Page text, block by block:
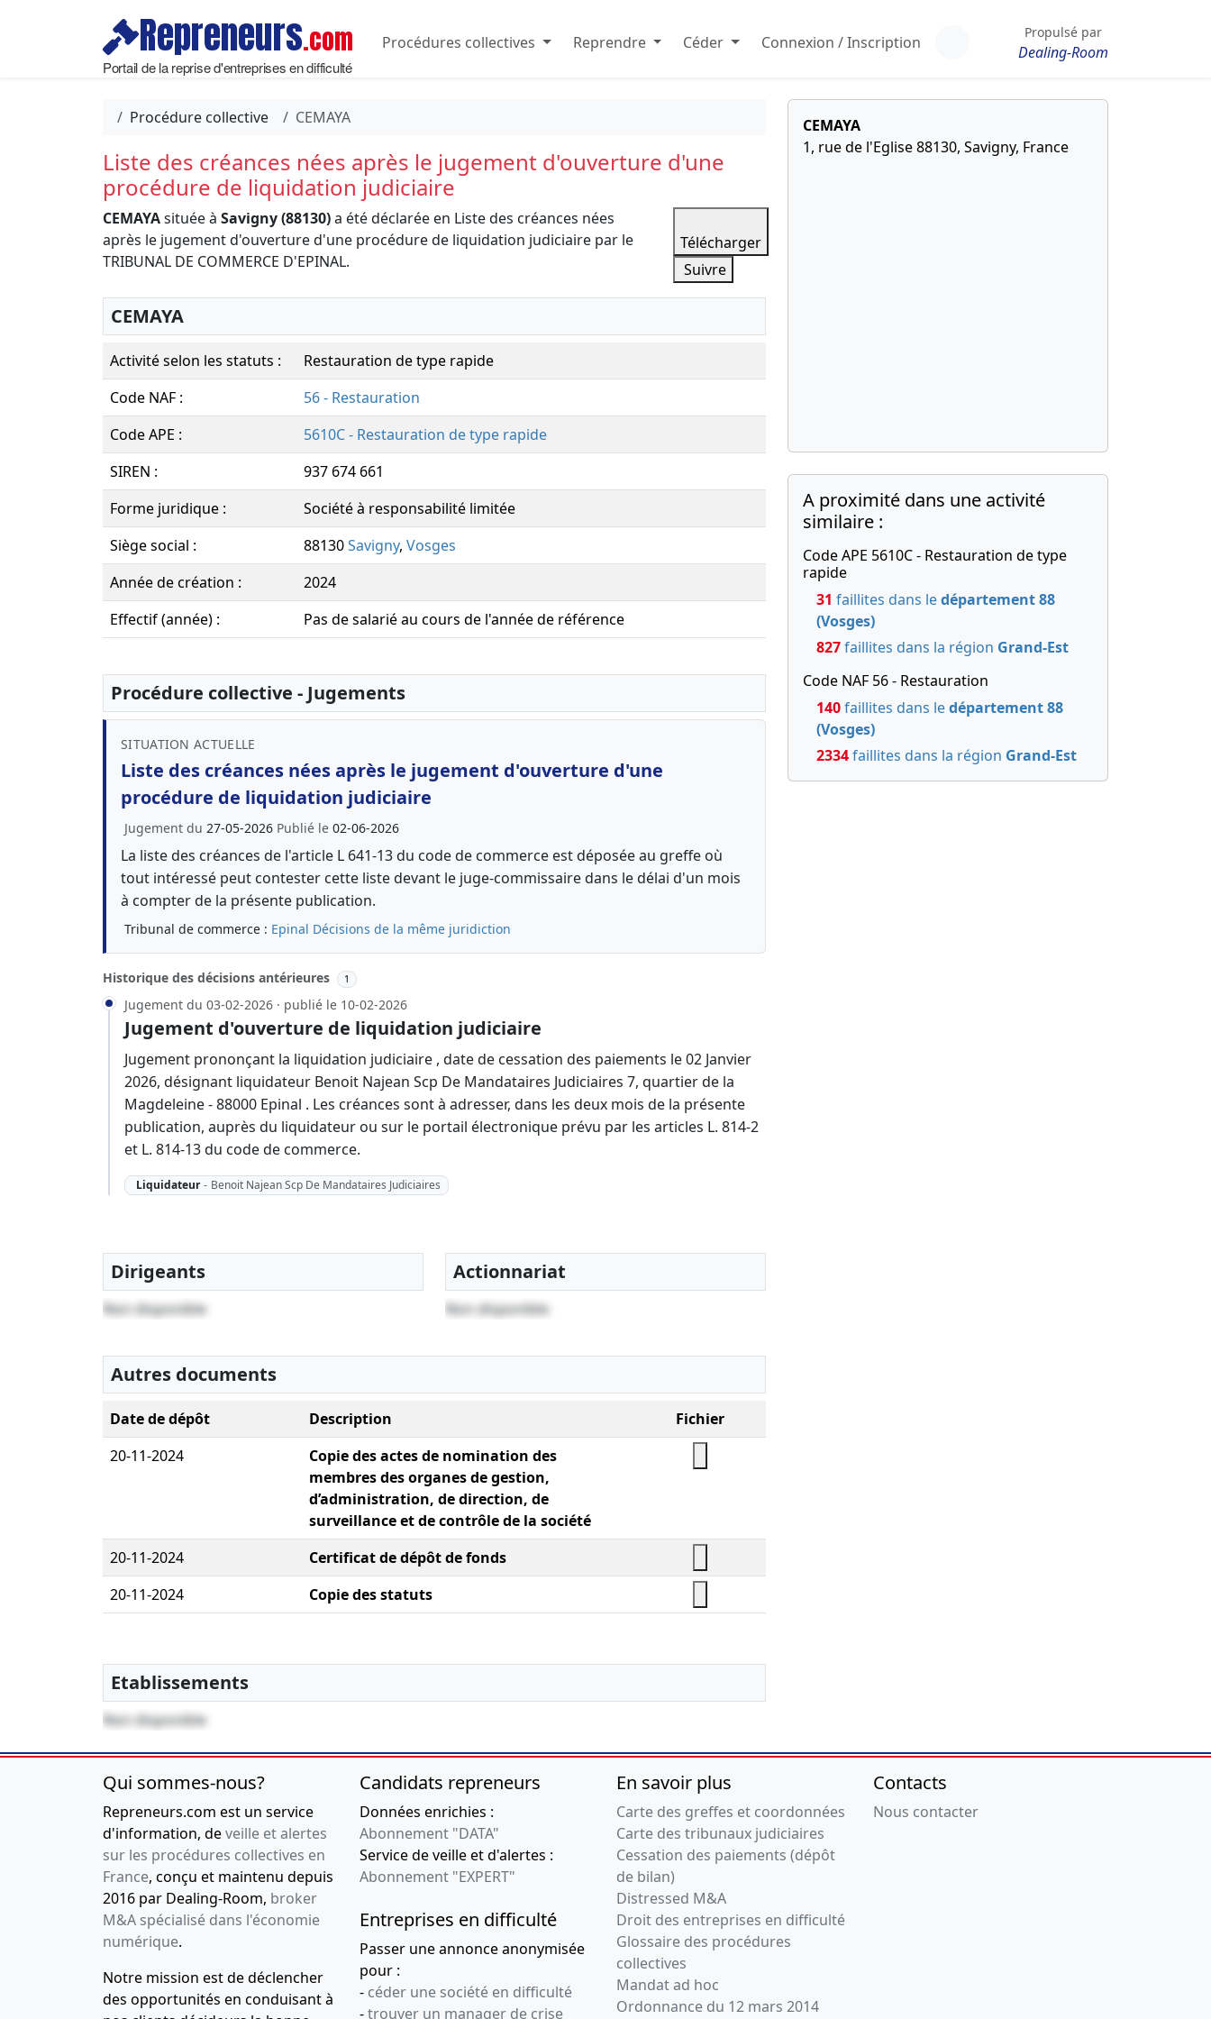
Repreneurs.com
Portail de la reprise d'entreprises en difficulté
Procédures collectives Reprendre Céder Connexion / Inscription
Propulsé par
Dealing-Room
Procédure collective CEMAYA
Liste des créances nées après le jugement d'ouverture d'une
procédure de liquidation judiciaire
CEMAYAsituée à Savigny (88130)a été déclarée en Liste des créances nées
après le jugement d'ouverture d'une procédure de liquidation judiciaire par le
TRIBUNAL DE COMMERCE D'EPINAL.
Télécharger
Suivre
CEMAYA
Activité selon les statuts :
Restauration de type rapide
Code NAF :
56 - Restauration
Code APE :
5610C - Restauration de type rapide
SIREN :
937 674 661
Forme juridique :
Société à responsabilité limitée
Siège social :
88130Savigny, Vosges
Année de création :
2024
Effectif (année) :
Pas de salarié au cours de l'année de référence
Procédure collective - Jugements
SITUATION ACTUELLE
Liste des créances nées après le jugement d'ouverture d'une
procédure de liquidation judiciaire
Jugement du 27-05-2026 Publié le 02-06-2026
La liste des créances de l'article L 641-13 du code de commerce est déposée au greffe où
tout intéressé peut contester cette liste devant le juge-commissaire dans le délai d'un mois
à compter de la présente publication.
Tribunal de commerce : Epinal Décisions de la même juridiction
Historique des décisions antérieures 1
Jugement du 03-02-2026 · publié le 10-02-2026
Jugement d'ouverture de liquidation judiciaire
Jugement prononçant la liquidation judiciaire , date de cessation des paiements le 02 Janvier
2026, désignant liquidateur Benoit Najean Scp De Mandataires Judiciaires 7, quartier de la
Magdeleine - 88000 Epinal . Les créances sont à adresser, dans les deux mois de la présente
publication, auprès du liquidateur ou sur le portail électronique prévu par les articles L. 814-2
et L. 814-13 du code de commerce.
Liquidateur - Benoit Najean Scp De Mandataires Judiciaires
Dirigeants
Non disponible
Actionnariat
Non disponible
Autres documents
Date de dépôt Description
Fichier
20-11-2024
Copie des actes de nomination des
membres des organes de gestion,
d’administration, de direction, de
surveillance et de contrôle de la société
20-11-2024
Certificat de dépôt de fonds
20-11-2024
Copie des statuts
Etablissements
Non disponible
CEMAYA
1, rue de l'Eglise 88130, Savigny, France
A proximité dans une activité
similaire :
Code APE 5610C - Restauration de type
rapide
31 faillites dans ledépartement 88
(Vosges)
827faillites dans la région Grand-Est
Code NAF 56 - Restauration
140faillites dans ledépartement 88
(Vosges)
2334faillites dans la région Grand-Est
Qui sommes-nous?
Repreneurs.com est un service
d'information, deveille et alertes
sur les procédures collectives en
France, conçu et maintenu depuis
2016 par Dealing-Room, broker
M&A spécialisé dans l'économie
numérique.
Notre mission est de déclencher
des opportunités en conduisant à
Candidats repreneurs
Données enrichies :
Abonnement "DATA"
Service de veille et d'alertes :
Abonnement "EXPERT"
Entreprises en difficulté
Passer une annonce anonymisée
pour :
- céder une société en difficulté
-trouver un manager de crise
En savoir plus
Carte des greffes et coordonnées
Carte des tribunaux judiciaires
Cessation des paiements (dépôt
de bilan)
Distressed M&A
Droit des entreprises en difficulté
Glossaire des procédures
collectives
Mandat ad hoc
Ordonnance du 12 mars 2014
Contacts
Nous contacter